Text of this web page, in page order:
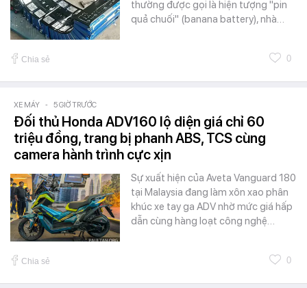
thường được gọi là hiện tượng "pin
quả chuối" (banana battery), nhà…
Chia sẻ 0
XE MÁY - 5 GIỜ TRƯỚC
Đối thủ Honda ADV160 lộ diện giá chỉ 60
triệu đồng, trang bị phanh ABS, TCS cùng
camera hành trình cực xịn
Sự xuất hiện của Aveta Vanguard 180
tại Malaysia đang làm xôn xao phân
khúc xe tay ga ADV nhờ mức giá hấp
dẫn cùng hàng loạt công nghệ…
Chia sẻ 0